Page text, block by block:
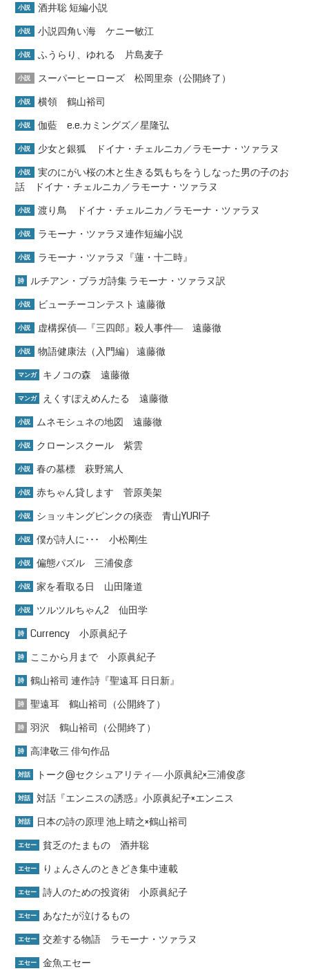
小説 酒井聡 短編小説
小説 小説四角い海 ケニー敏江
小説 ふうらり、ゆれる 片島麦子
小説 スーパーヒーローズ 松岡里奈（公開終了）
小説 横領 鶴山裕司
小説 伽藍 e.e.カミングズ／星隆弘
小説 少女と銀狐 ドイナ・チェルニカ／ラモーナ・ツァラヌ
小説
実のにがい桜の木と生きる気もちをうしなった男の子のお
話 ドイナ・チェルニカ／ラモーナ・ツァラヌ
小説 渡り鳥 ドイナ・チェルニカ／ラモーナ・ツァラヌ
小説 ラモーナ・ツァラヌ連作短編小説
小説 ラモーナ・ツァラヌ『蓮・十二時』
詩 ルチアン・ブラガ詩集 ラモーナ・ツァラヌ訳
小説 ビューチーコンテスト 遠藤徹
小説 虚構探偵―『三四郎』殺人事件― 遠藤徹
小説 物語健康法（入門編） 遠藤徹
マンガ キノコの森 遠藤徹
マンガ えくすぽえめんたる 遠藤徹
小説 ムネモシュネの地図 遠藤徹
小説 クローンスクール 紫雲
小説 春の墓標 萩野篤人
小説 赤ちゃん貸します 菅原美架
小説 ショッキングピンクの痰壺 青山YURI子
小説 僕が詩人に･･･ 小松剛生
小説 偏態パズル 三浦俊彦
小説 家を看取る日 山田隆道
小説 ツルツルちゃん2 仙田学
詩 Currency 小原眞紀子
詩 ここから月まで 小原眞紀子
詩 鶴山裕司 連作詩『聖遠耳 日日新』
詩 聖遠耳 鶴山裕司（公開終了）
詩 羽沢 鶴山裕司（公開終了）
詩 高津敬三 俳句作品
対話 トーク@セクシュアリティ― 小原眞紀×三浦俊彦
対話 対話『エンニスの誘惑』小原眞紀子×エンニス
対話 日本の詩の原理 池上晴之×鶴山裕司
エセー 貧乏のたまもの 酒井聡
エセー りょんさんのときどき集中連載
エセー 詩人のための投資術 小原眞紀子
エセー あなたが泣けるもの
エセー 交差する物語 ラモーナ・ツァラヌ
エセー
金魚エセー